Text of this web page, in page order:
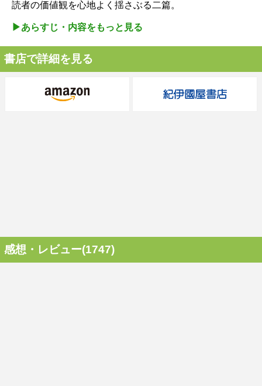
読者の価値観を心地よく揺さぶる二篇。
▶︎あらすじ・内容をもっと見る
書店で詳細を見る
感想・レビュー(1747)